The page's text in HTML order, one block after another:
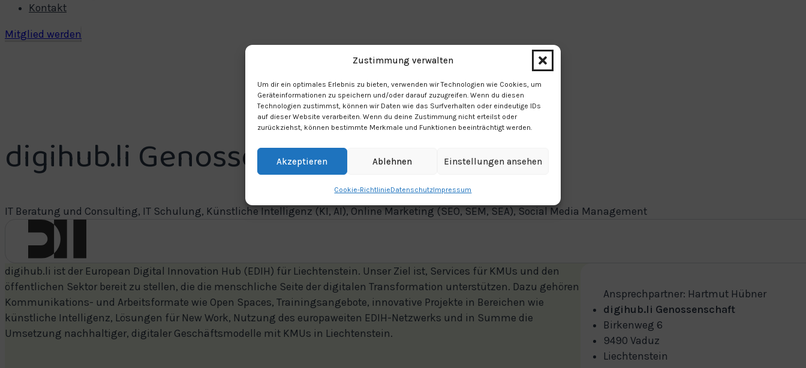
Zustimmung verwalten
Um dir ein optimales Erlebnis zu bieten, verwenden wir Technologien wie Cookies, um
Geräteinformationen zu speichern und/oder darauf zuzugreifen. Wenn du diesen
Technologien zustimmst, können wir Daten wie das Surfverhalten oder eindeutige IDs
auf dieser Website verarbeiten. Wenn du deine Zustimmung nicht erteilst oder
zurückziehst, können bestimmte Merkmale und Funktionen beeinträchtigt werden.
Akzeptieren Ablehnen Einstellungen ansehen
Cookie-RichtlinieDatenschutzImpressum
Kontakt
Mitglied werden
digihub.li Genossenschaft
IT Beratung und Consulting, IT Schulung, Künstliche Intelligenz (KI, AI), Online Marketing (SEO, SEM, SEA), Social Media Management
digihub.li ist der European Digital Innovation Hub (EDIH) für Liechtenstein. Unser Ziel ist, Services für KMUs und den
öffentlichen Sektor bereit zu stellen, die die menschliche Seite der digitalen Transformation unterstützen. Dazu gehören
Kommunikations- und Arbeitsformate wie Open Spaces, Trainingsangebote, innovative Projekte in Bereichen wie
künstliche Intelligenz, Lösungen für New Work, Nutzung des europaweiten EDIH-Netzwerks und in Summe die
Umsetzung nachhaltiger, digitaler Geschäftsmodelle mit KMUs in Liechtenstein.
Ansprechpartner: Hartmut Hübner
digihub.li Genossenschaft
Birkenweg 6
9490 Vaduz
Liechtenstein